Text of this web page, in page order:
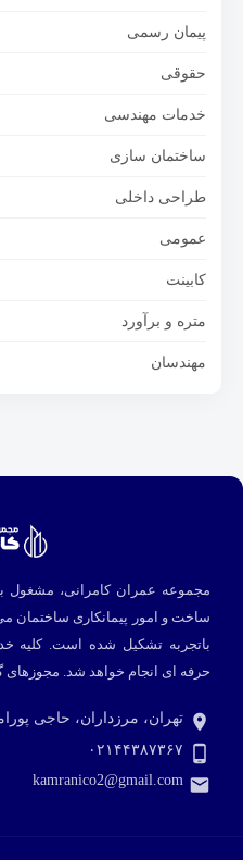
پیمان رسمی
حقوقی
خدمات مهندسی
ساختمان سازی
طراحی داخلی
عمومی
کابینت
متره و برآورد
مهندسان
مجموعه عمران کامرانی، مشغول
ساخت و امور پیمانکاری ساختمان
باتجربه تشکیل شده است. کلیه
حرفه ای انجام خواهد شد. مجوزهای
تهران، مرزداران، حاجی
۰۲۱۴۴۳۸۷۳۶۷
kamranico2@gmail.com